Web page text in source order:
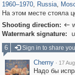
1960–1970, Russia,
На этом месте стояла
Shooting direction: 
Watermark signature:
6
Sign in to share
Cherny · 17
Надо бы